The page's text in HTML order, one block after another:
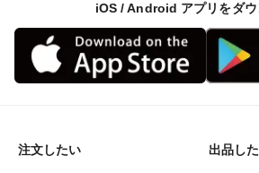
iOS / Android アプリをダウ
注文したい 出品し